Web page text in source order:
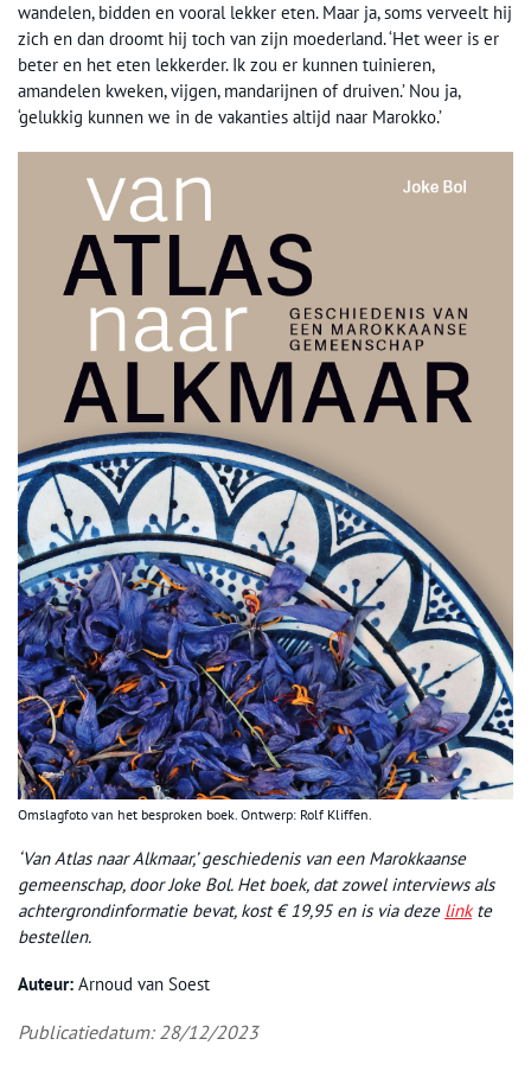
wandelen, bidden en vooral lekker eten. Maar ja, soms verveelt hij
zich en dan droomt hij toch van zijn moederland. ‘Het weer is er
beter en het eten lekkerder. Ik zou er kunnen tuinieren,
amandelen kweken, vijgen, mandarijnen of druiven.’ Nou ja,
‘gelukkig kunnen we in de vakanties altijd naar Marokko.’
Omslagfoto van het besproken boek. Ontwerp: Rolf Kliffen.
‘Van Atlas naar Alkmaar,’ geschiedenis van een Marokkaanse
gemeenschap, door Joke Bol. Het boek, dat zowel interviews als
achtergrondinformatie bevat, kost € 19,95 en is via deze linkte
bestellen.
Auteur: Arnoud van Soest
Publicatiedatum: 28/12/2023